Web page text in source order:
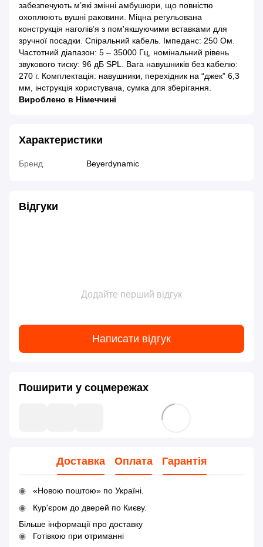
забезпечують м’які змінні амбушюри, що повністю
охоплюють вушні раковини. Міцна регульована
конструкція наголів’я з пом'якшуючими вставками для
зручної посадки. Спіральний кабель. Імпеданс: 250 Ом.
Частотний діапазон: 5 – 35000 Гц, номінальний рівень
звукового тиску: 96 дБ SPL. Вага навушників без кабелю:
270 г. Комплектація: навушники, перехідник на “джек” 6,3
мм, інструкція користувача, сумка для зберігання.
Вироблено в Німеччині
Характеристики
Бренд Beyerdynamic
Відгуки
Додайте перший відгук
Написати відгук
Поширити у соцмережах
Доставка Оплата Гарантія
«Новою поштою» по Україні.
Кур'єром до дверей по Києву.
Більше інформації про доставку
Готівкою при отриманні